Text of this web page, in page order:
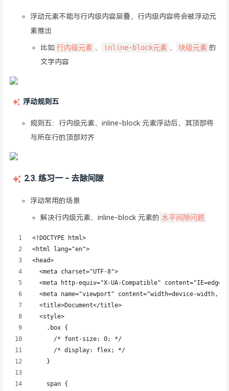
浮动元素不能与行内级内容层叠，行内级内容将会被浮动元
素推出
比如 行内级元素 、 inline-block元素 、 块级元素 的
文字内容
浮动规则五
规则五：行内级元素、inline-block 元素浮动后，其顶部将
与所在行的顶部对齐
2.3. 练习一 - 去除间隙
浮动常用的场景
解决行内级元素、inline-block 元素的 水平间隙问题